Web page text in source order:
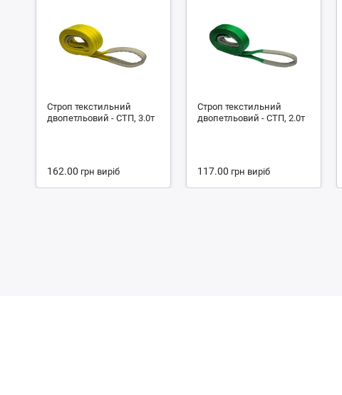
Строп текстильний
двопетльовий - СТП, 3.0т
162.00 грн виріб
Строп текстильний
двопетльовий - СТП, 2.0т
117.00 грн виріб